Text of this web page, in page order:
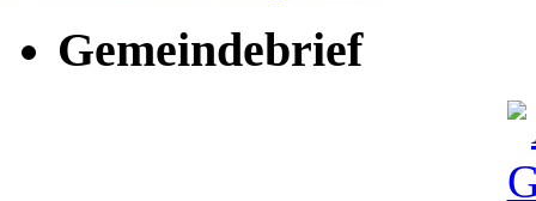
Gemeindebrief